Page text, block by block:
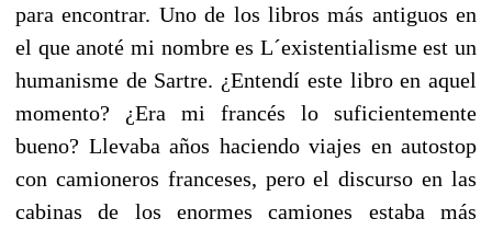
para encontrar. Uno de los libros más antiguos en
el que anoté mi nombre es L´existentialisme est un
humanisme de Sartre. ¿Entendí este libro en aquel
momento? ¿Era mi francés lo suficientemente
bueno? Llevaba años haciendo viajes en autostop
con camioneros franceses, pero el discurso en las
cabinas de los enormes camiones estaba más